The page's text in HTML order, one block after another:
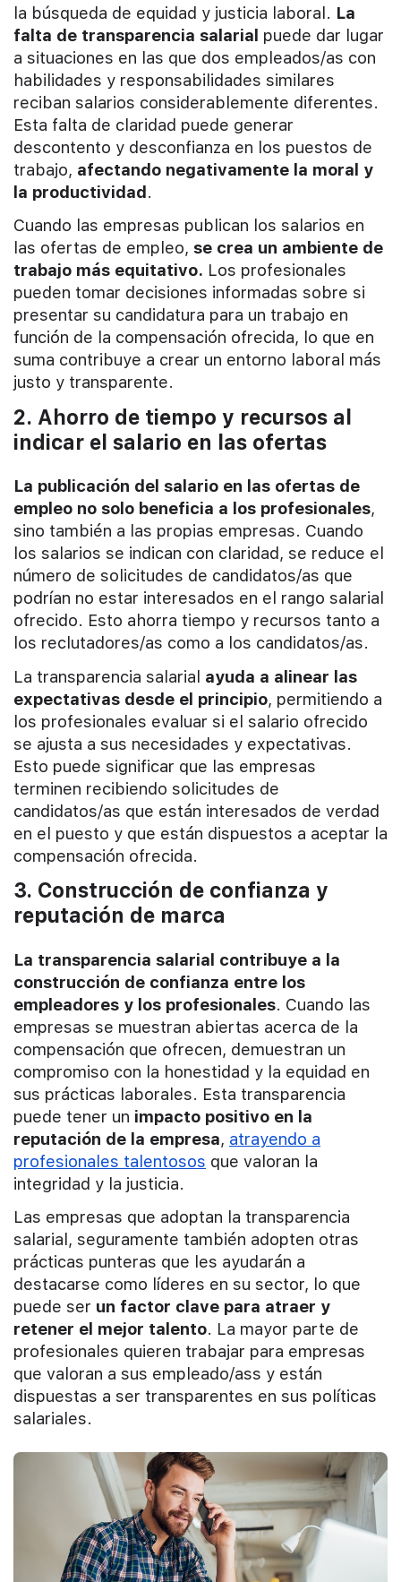
la búsqueda de equidad y justicia laboral. La
falta de transparencia salarial puede dar lugar
a situaciones en las que dos empleados/as con
habilidades y responsabilidades similares
reciban salarios considerablemente diferentes.
Esta falta de claridad puede generar
descontento y desconfianza en los puestos de
trabajo, afectando negativamente la moral y
la productividad.
Cuando las empresas publican los salarios en
las ofertas de empleo, se crea un ambiente de
trabajo más equitativo. Los profesionales
pueden tomar decisiones informadas sobre si
presentar su candidatura para un trabajo en
función de la compensación ofrecida, lo que en
suma contribuye a crear un entorno laboral más
justo y transparente.
2. Ahorro de tiempo y recursos al
indicar el salario en las ofertas
La publicación del salario en las ofertas de
empleo no solo beneficia a los profesionales,
sino también a las propias empresas. Cuando
los salarios se indican con claridad, se reduce el
número de solicitudes de candidatos/as que
podrían no estar interesados en el rango salarial
ofrecido. Esto ahorra tiempo y recursos tanto a
los reclutadores/as como a los candidatos/as.
La transparencia salarial ayuda a alinear las
expectativas desde el principio, permitiendo a
los profesionales evaluar si el salario ofrecido
se ajusta a sus necesidades y expectativas.
Esto puede significar que las empresas
terminen recibiendo solicitudes de
candidatos/as que están interesados de verdad
en el puesto y que están dispuestos a aceptar la
compensación ofrecida.
3. Construcción de confianza y
reputación de marca
La transparencia salarial contribuye a la
construcción de confianza entre los
empleadores y los profesionales. Cuando las
empresas se muestran abiertas acerca de la
compensación que ofrecen, demuestran un
compromiso con la honestidad y la equidad en
sus prácticas laborales. Esta transparencia
puede tener un impacto positivo en la
reputación de la empresa, atrayendo a
profesionales talentosos que valoran la
integridad y la justicia.
Las empresas que adoptan la transparencia
salarial, seguramente también adopten otras
prácticas punteras que les ayudarán a
destacarse como líderes en su sector, lo que
puede ser un factor clave para atraer y
retener el mejor talento. La mayor parte de
profesionales quieren trabajar para empresas
que valoran a sus empleado/ass y están
dispuestas a ser transparentes en sus políticas
salariales.